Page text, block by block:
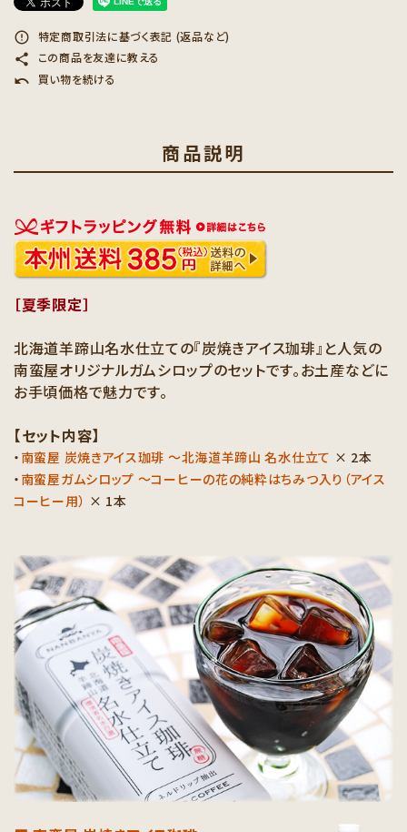
error_outline 特定商取引法に基づく表記 (返品など)
share この商品を友達に教える
undo 買い物を続ける
商品説明
［夏季限定］
北海道羊蹄山名水仕立ての『炭焼きアイス珈琲』と人気の
南蛮屋オリジナルガムシロップのセットです。お土産などに
お手頃価格で魅力です。
【セット内容】
・ 南蛮屋 炭焼きアイス珈琲 ～北海道羊蹄山 名水仕立て × 2本
・ 南蛮屋ガムシロップ ～コーヒーの花の純粋はちみつ入り（アイス
コーヒー用） × 1本